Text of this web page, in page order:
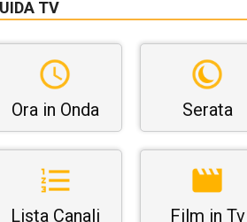
TV
Ora in Onda Serata
Lista Canali Film in Tv